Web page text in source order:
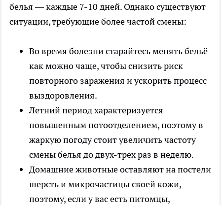
белья — каждые 7-10 дней. Однако существуют
ситуации, требующие более частой смены:
Во время болезни старайтесь менять бельё
как можно чаще, чтобы снизить риск
повторного заражения и ускорить процесс
выздоровления.
Летний период характеризуется
повышенным потоотделением, поэтому в
жаркую погоду стоит увеличить частоту
смены белья до двух-трех раз в неделю.
Домашние животные оставляют на постели
шерсть и микрочастицы своей кожи,
поэтому, если у вас есть питомцы,